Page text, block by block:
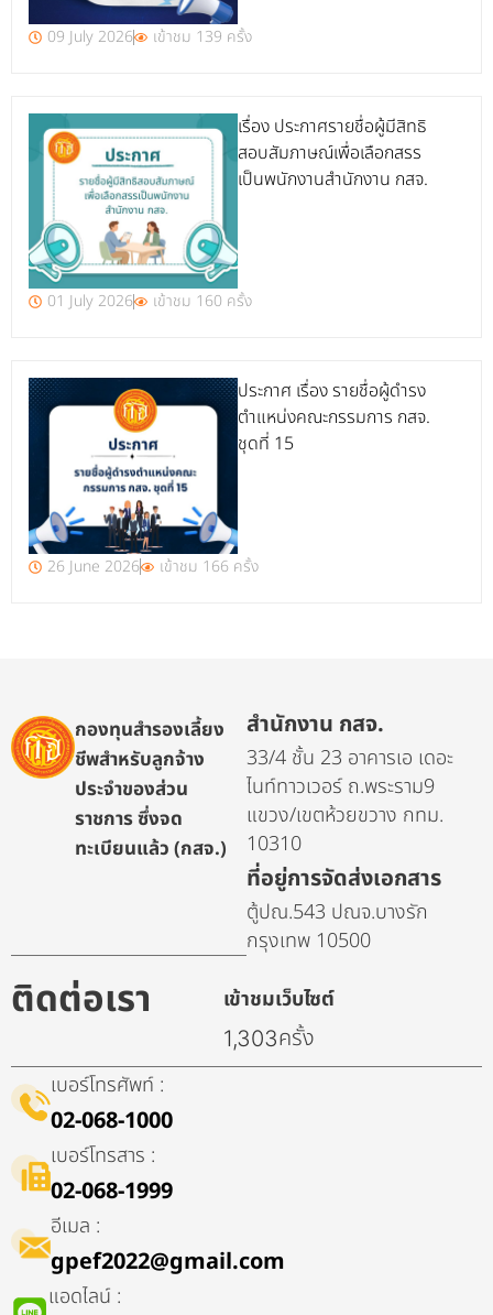
09 July 2026 เข้าชม 139 ครั้ง
เรื่อง ประกาศรายชื่อผู้มีสิทธิ
สอบสัมภาษณ์เพื่อเลือกสรร
เป็นพนักงานสำนักงาน กสจ.
01 July 2026 เข้าชม 160 ครั้ง
ประกาศ เรื่อง รายชื่อผู้ดำรง
ตำแหน่งคณะกรรมการ กสจ.
ชุดที่ 15
26 June 2026 เข้าชม 166 ครั้ง
กองทุนสำรองเลี้ยง
ชีพสำหรับลูกจ้าง
ประจำของส่วน
ราชการ ซึ่งจด
ทะเบียนแล้ว (กสจ.)
สำนักงาน กสจ.
33/4 ชั้น 23 อาคารเอ เดอะ
ไนท์ทาวเวอร์ ถ.พระราม9
แขวง/เขตห้วยขวาง กทม.
10310
ที่อยู่การจัดส่งเอกสาร
ตู้ปณ.543 ปณจ.บางรัก
กรุงเทพ 10500
ติดต่อเรา เข้าชมเว็บไซต์
1,303ครั้ง
เบอร์โทรศัพท์ :
02-068-1000
เบอร์โทรสาร :
02-068-1999
อีเมล :
gpef2022@gmail.com
แอดไลน์ :